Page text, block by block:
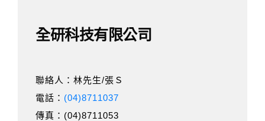
全研科技有限公司
聯絡人：林先生/張Ｓ
電話： (04)8711037
傳真：(04)8711053